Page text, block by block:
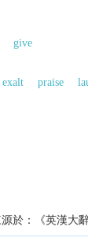
give
exalt praise
於：《英漢大辭